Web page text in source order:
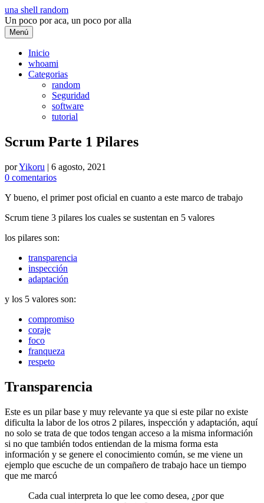
Saltar
al
contenido
una shell random
Un poco por aca, un poco por alla
Menú
Inicio
whoami
Categorias
random
Seguridad
software
tutorial
Scrum Parte 1 Pilares
porYikoru | 6 agosto, 2021
0 comentarios
Y bueno, el primer post oficial en cuanto a este marco de trabajo
Scrum tiene 3 pilares los cuales se sustentan en 5 valores
los pilares son:
transparencia
inspección
adaptación
y los 5 valores son:
compromiso
coraje
foco
franqueza
respeto
Transparencia
Este es un pilar base y muy relevante ya que si este pilar no existe
dificulta la labor de los otros 2 pilares, inspección y adaptación, aquí
no solo se trata de que todos tengan acceso a la misma información
si no que también todos entiendan de la misma forma esta
información y se genere el conocimiento común, se me viene un
ejemplo que escuche de un compañero de trabajo hace un tiempo
que me marcó
Cada cual interpreta lo que lee como desea, ¿por que